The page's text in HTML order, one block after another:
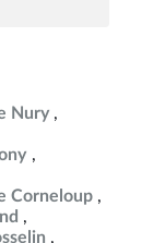
Nury
Corneloup